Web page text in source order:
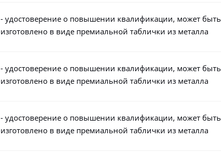
- удостоверение о повышении квалификации, может быть
изготовлено в виде премиальной таблички из металла
- удостоверение о повышении квалификации, может быть
изготовлено в виде премиальной таблички из металла
- удостоверение о повышении квалификации, может быть
изготовлено в виде премиальной таблички из металла